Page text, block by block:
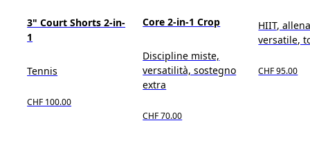
3" Court Shorts 2-in-
1
Tennis
CHF 100.00
Core 2-in-1 Crop
Discipline miste,
versatilità, sostegno
extra
CHF 70.00
HIIT,
versatile,
CHF 95.00